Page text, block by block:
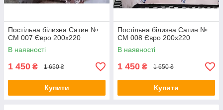
Постільна білизна Сатин №
СМ 007 Євро 200х220
В наявності
1 450 ₴ 1 650 ₴
Купити
Постільна білизна Сатин №
СМ 008 Євро 200х220
В наявності
1 450 ₴ 1 650 ₴
Купити